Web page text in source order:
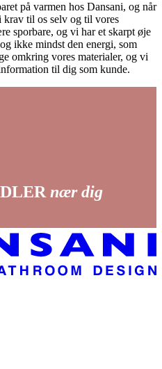
på varmen hos Dansani, og når
til os selv og til vores
sporbare, og vi har et skarpt øje
ikke mindst den energi, som
omkring vores materialer, og vi
til dig som kunde.
nær dig